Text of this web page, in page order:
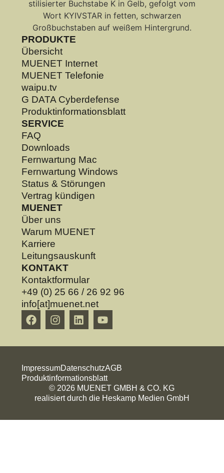
PRODUKTE
Übersicht
MUENET Internet
MUENET Telefonie
waipu.tv
G DATA Cyberdefense
Produktinformationsblatt
SERVICE
FAQ
Downloads
Fernwartung Mac
Fernwartung Windows
Status & Störungen
Vertrag kündigen
MUENET
Über uns
Warum MUENET
Karriere
Leitungsauskunft
KONTAKT
Kontaktformular
+49 (0) 25 66 / 26 92 96
info[at]muenet.net
ImpressumDatenschutzAGB
Produktinformationsblatt
© 2026 MUENET GMBH & CO. KG
realisiert durch die Heskamp Medien GmbH